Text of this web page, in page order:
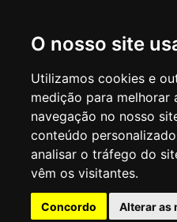
O nosso site
Utilizamos cookies e
medição para melhorar
navegação no nosso
conteúdo
analisar o tráfego do
vêm os visitantes.
Concordo Alterar as
SECRETARIA
Rua Claudino Barbosa, 313 -
Central de